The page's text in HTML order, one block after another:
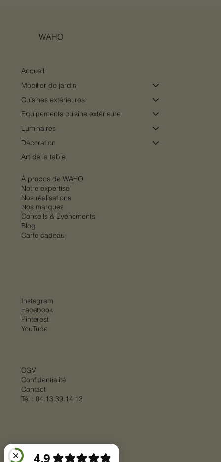
WAHO
Accueil
Mobilier de jardin
Cuisines extérieures
Equipements cuisine extérieure
Luminaires
Décoration
Art de la table
À propos de WAHO
Notre expertise
Nos réalisations
Nos marques
Conseils & Evénements
Blog
Carte cadeau
CGV
Confidentialité
Contact
Tél : 04.13.39.14.13
Instagram
Facebook
Pinterest
YouTube
© 2025 parBIGSTEP